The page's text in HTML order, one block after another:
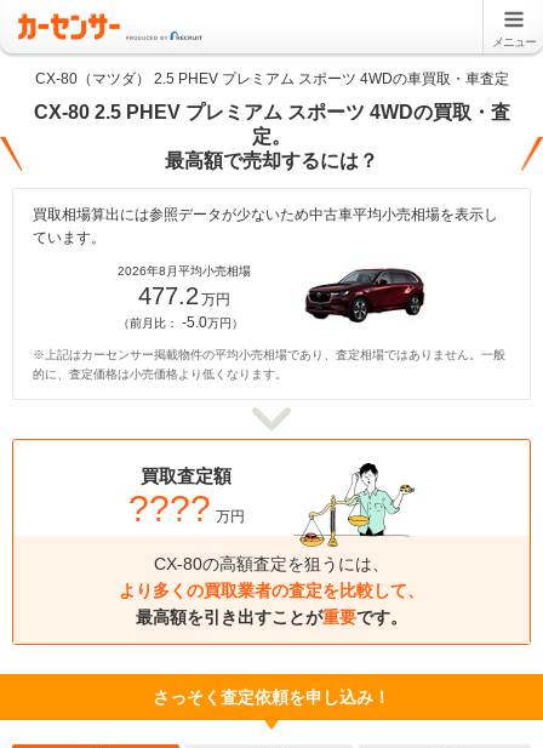
メニュー
CX-80（マツダ） 2.5 PHEV プレミアム スポーツ 4WDの車買取・車査定
CX-80 2.5 PHEV プレミアム スポーツ 4WDの買取・査
定。
最高額で売却するには？
買取相場算出には参照データが少ないため中古車平均小売相場を表示し
ています。
2026年8月平均小売相場
477.2 万円
（前月比： -5.0万円）
※上記はカーセンサー掲載物件の平均小売相場であり、査定相場ではありません。一般
的に、査定価格は小売価格より低くなります。
買取査定額
???? 万円
CX-80の高額査定を狙うには、
より多くの買取業者の査定を比較して、
最高額を引き出すことが重要です。
さっそく査定依頼を申し込み！